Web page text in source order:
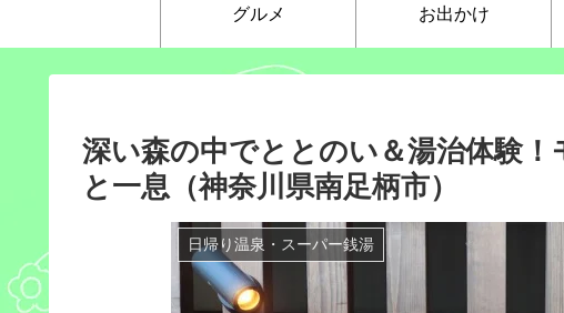
グルメ お出かけ
深い森の中でととのい＆湯治体験
と一息（神奈川県南足柄市）
日帰り温泉・スーパー銭湯